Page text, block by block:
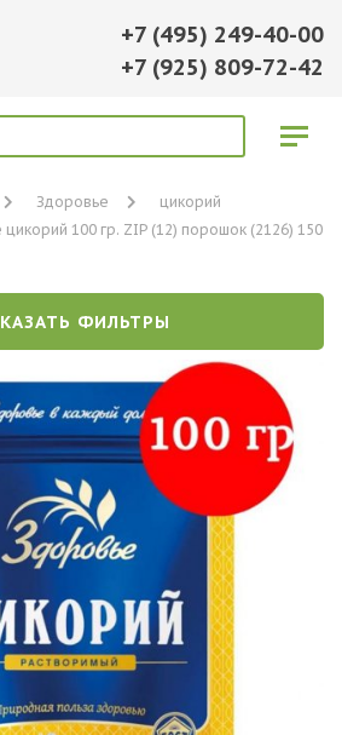
+7 (495) 249-40-00
+7 (925) 809-72-42
Здоровье
цикорий
цикорий 100 гр. ZIP (12) порошок (2126) 150
ФИЛЬТРЫ